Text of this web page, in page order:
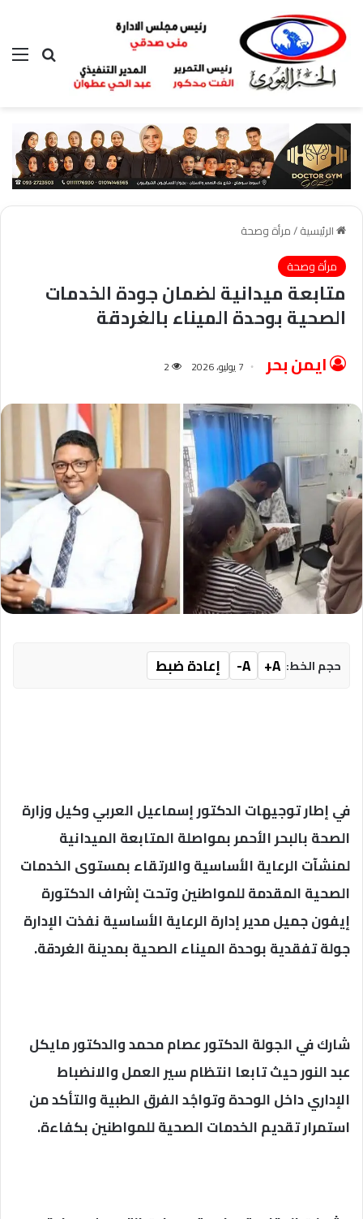
بحث عن
الرئيسية/مرأة وصحة
مرأة وصحة
متابعة ميدانية لضمان جودة الخدمات
الصحية بوحدة الميناء بالغردقة
ايمن بحر 7 يوليو، 2026 2
حجم الخط: A+
A- إعادة ضبط
في إطار توجيهات الدكتور إسماعيل العربي وكيل وزارة
الصحة بالبحر الأحمر بمواصلة المتابعة الميدانية
لمنشآت الرعاية الأساسية والارتقاء بمستوى الخدمات
الصحية المقدمة للمواطنين وتحت إشراف الدكتورة
إيفون جميل مدير إدارة الرعاية الأساسية نفذت الإدارة
جولة تفقدية بوحدة الميناء الصحية بمدينة الغردقة.
شارك في الجولة الدكتور عصام محمد والدكتور مايكل
عبد النور حيث تابعا انتظام سير العمل والانضباط
الإداري داخل الوحدة وتواجُد الفرق الطبية والتأكد من
استمرار تقديم الخدمات الصحية للمواطنين بكفاءة.